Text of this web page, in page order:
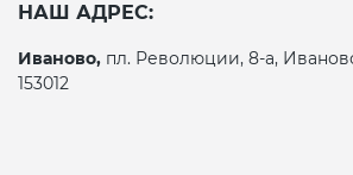
НАШ АДРЕС:
Иваново, пл. Революции, 8-а,
153012